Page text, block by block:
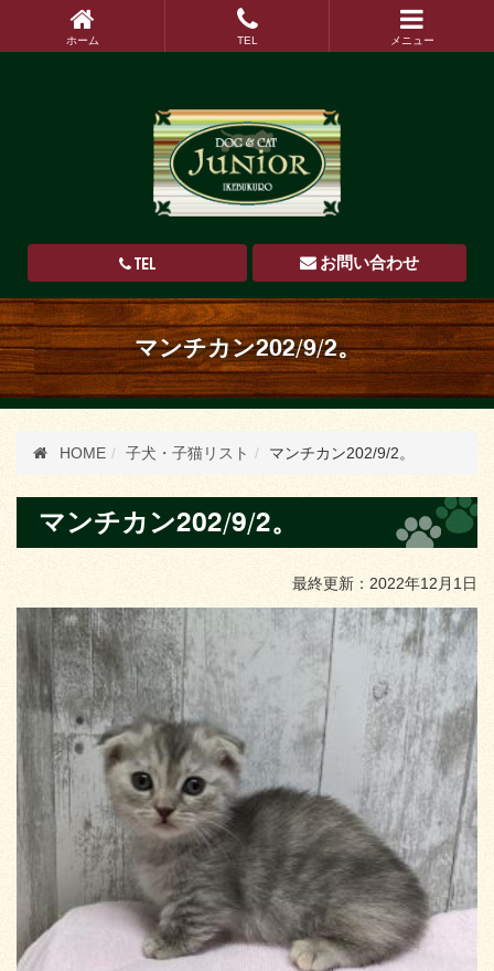
TEL お問い合わせ
ホーム TEL メニュー
マンチカン202/9/2。
HOME 子犬・子猫リスト マンチカン202/9/2。
マンチカン202/9/2。
最終更新：2022年12月1日